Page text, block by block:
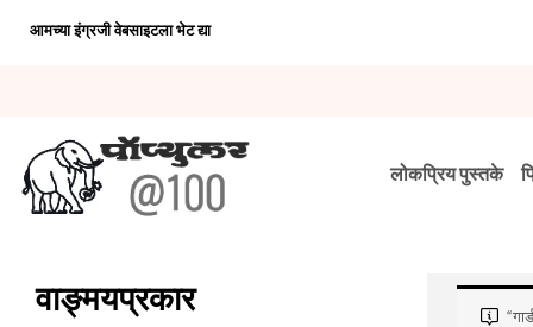
आमच्या इंग्रजी वेबसाइटला भेट द्या
लोकप्रिय पुस्तके
वाङ्मयप्रकार